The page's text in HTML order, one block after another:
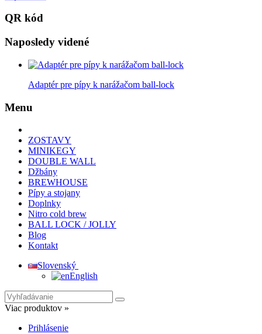
QR kód
Naposledy videné
Adaptér pre pípy k narážačom ball-lock
Menu
ZOSTAVY
MINIKEGY
DOUBLE WALL
Džbány
BREWHOUSE
Pípy a stojany
Doplnky
Nitro cold brew
BALL LOCK / JOLLY
Blog
Kontakt
Slovenský
English
Viac produktov »
Prihlásenie